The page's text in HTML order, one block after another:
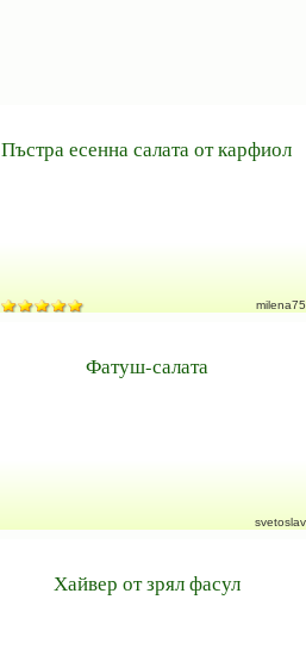
Пъстра есенна салата от карфиол
milena75
Фатуш-салата
svetoslav
Хайвер от зрял фасул